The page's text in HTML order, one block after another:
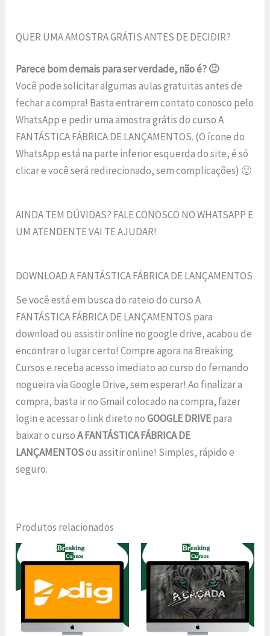
QUER UMA AMOSTRA GRÁTIS ANTES DE DECIDIR?
Parece bom demais para ser verdade, não é? 🙂
Você pode solicitar algumas aulas gratuitas antes de
fechar a compra! Basta entrar em contato conosco pelo
WhatsApp e pedir uma amostra grátis do curso A
FANTÁSTICA FÁBRICA DE LANÇAMENTOS. (O ícone do
WhatsApp está na parte inferior esquerda do site, é só
clicar e você será redirecionado, sem complicações) 🙂
AINDA TEM DÚVIDAS? FALE CONOSCO NO WHATSAPP E
UM ATENDENTE VAI TE AJUDAR!
DOWNLOAD A FANTÁSTICA FÁBRICA DE LANÇAMENTOS
Se você está em busca do rateio do curso A
FANTÁSTICA FÁBRICA DE LANÇAMENTOS para
download ou assistir online no google drive, acabou de
encontrar o lugar certo! Compre agora na Breaking
Cursos e receba acesso imediato ao curso do fernando
nogueira via Google Drive, sem esperar! Ao finalizar a
compra, basta ir no Gmail colocado na compra, fazer
login e acessar o link direto noGOOGLE DRIVEpara
baixar o cursoA FANTÁSTICA FÁBRICA DE
LANÇAMENTOSou assitir online! Simples, rápido e
seguro.
Produtos relacionados